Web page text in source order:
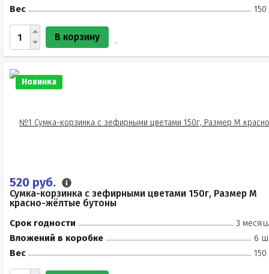
Вес
150
В корзину
Новинка
520 руб.
Сумка-корзинка с зефирными цветами 150г, Размер М
красно-жёлтые бутоны
Срок годности
3
Вложений в коробке
6
Вес
150